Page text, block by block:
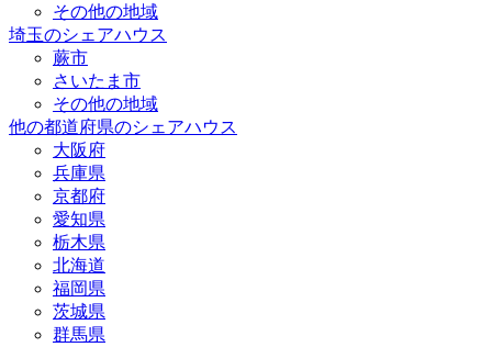
その他の地域
埼玉のシェアハウス
蕨市
さいたま市
その他の地域
他の都道府県のシェアハウス
大阪府
兵庫県
京都府
愛知県
栃木県
北海道
福岡県
茨城県
群馬県